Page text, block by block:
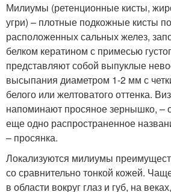
Милиумы (ретенционные кисты,
угри) – плотные подкожные кисты
расположенных сальных желез,
белком кератином с примесью
представляют собой выпуклые
высыпания диаметром 1-2 мм с
белого или желтоватого оттенка.
напоминают просяное зернышко, –
еще одно распространенное
– просянка.
Локализуются милиумы
со сравнительно тонкой кожей.
в области вокруг глаз и губ, на